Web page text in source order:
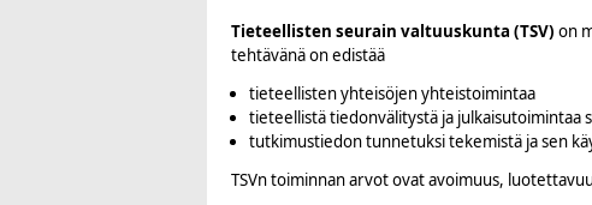
Tieteellisten seurain valtuuskunta (TSV) on
tehtävänä on edistää
tieteellisten yhteisöjen yhteistoimintaa
tieteellistä tiedonvälitystä ja julkaisutoimintaa
tutkimustiedon tunnetuksi tekemistä ja sen
TSVn toiminnan arvot ovat avoimuus,